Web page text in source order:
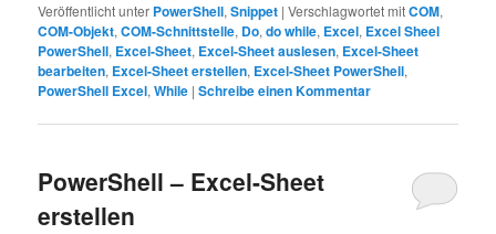
Veröffentlicht unter PowerShell,Snippet |Verschlagwortet mitCOM,
COM-Objekt,COM-Schnittstelle, Do,do while, Excel, Excel Sheel
PowerShell, Excel-Sheet, Excel-Sheet auslesen, Excel-Sheet
bearbeiten, Excel-Sheet erstellen, Excel-Sheet PowerShell,
PowerShell Excel,While |Schreibe einen Kommentar
PowerShell – Excel-Sheet
erstellen